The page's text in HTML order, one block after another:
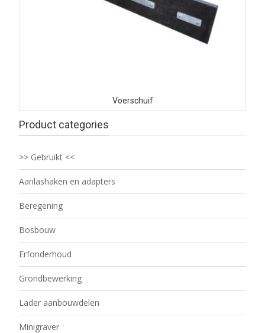
Voerschuif
Product categories
>> Gebruikt <<
Aanlashaken en adapters
Beregening
Bosbouw
Erfonderhoud
Grondbewerking
Lader aanbouwdelen
Minigraver